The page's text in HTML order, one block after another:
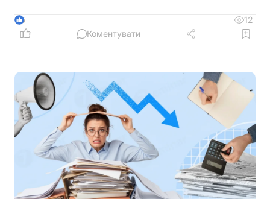
готівкових коштів (в дозволеному об’ємі
періодично знімаються з поточного рахунку).
банку?
5
12
Коментувати